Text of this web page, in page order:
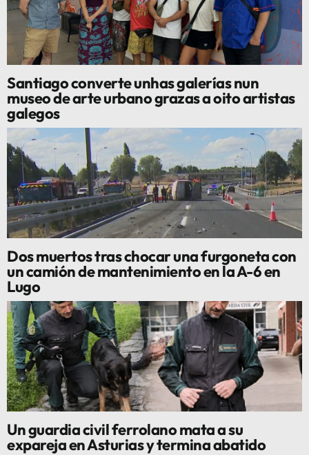
Santiago converte unhas galerías nun
museo de arte urbano grazas a oito artistas
galegos
Dos muertos tras chocar una furgoneta con
un camión de mantenimiento en la A-6 en
Lugo
Un guardia civil ferrolano mata a su
expareja en Asturias y termina abatido